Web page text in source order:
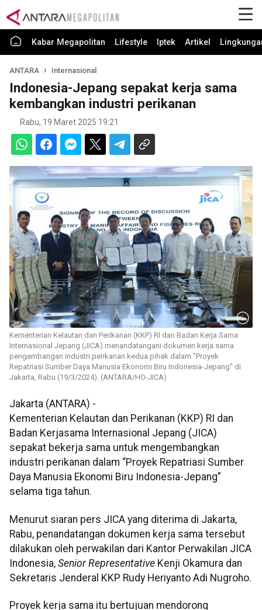
Kabar Megapolitan Lifestyle Iptek Artikel
ANTARA Internasional
Indonesia-Jepang sepakat kerja sama
kembangkan industri perikanan
Rabu, 19 Maret 2025 19:21
Kementerian Kelautan dan Perikanan (KKP) RI dan Badan Kerja Sama
Internasional Jepang (JICA) menandatangani dokumen kerja sama
pengembangan industri perikanan kedua pihak dalam "Proyek
Repatriasi Sumber Daya Manusia Ekonomi Biru Indonesia-Jepang" di
Jakarta, Rabu (19/3/2024). (ANTARA/HO-JICA)
Jakarta (ANTARA) -
Kementerian Kelautan dan Perikanan (KKP) RI dan
Badan Kerjasama Internasional Jepang (JICA)
sepakat bekerja sama untuk mengembangkan
industri perikanan dalam “Proyek Repatriasi Sumber
Daya Manusia Ekonomi Biru Indonesia-Jepang”
selama tiga tahun.
Menurut siaran pers JICA yang diterima di Jakarta,
Rabu, penandatangan dokumen kerja sama tersebut
dilakukan oleh perwakilan dari Kantor Perwakilan JICA
Indonesia, Senior Representative Kenji Okamura dan
Sekretaris Jenderal KKP Rudy Heriyanto Adi Nugroho.
Proyek kerja sama itu bertujuan mendorong